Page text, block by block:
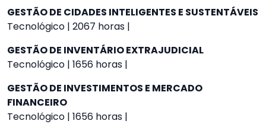
GESTÃO DE CIDADES INTELIGENTES E SUSTENTÁVEIS
Tecnológico | 2067 horas |
GESTÃO DE INVENTÁRIO EXTRAJUDICIAL
Tecnológico | 1656 horas |
GESTÃO DE INVESTIMENTOS E MERCADO
FINANCEIRO
Tecnológico | 1656 horas |